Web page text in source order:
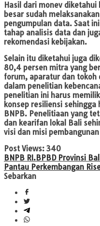
Hasil dari monev
besar sudah
pengumpulan data. Saat
tahap analisis data dan
rekomendasi kebijakan.
Selain itu diketahui juga
80,4 persen mitra yang
forum, aparatur dan
dalam penelitian
penelitian ini harus
konsep resiliensi
BNPB. Penelitiaan yang
dan kearifan lokal Bali
visi dan misi
Post Views: 340
BNPB RI.BPBD Provinsi
Pantau Perkembangan
Sebarkan